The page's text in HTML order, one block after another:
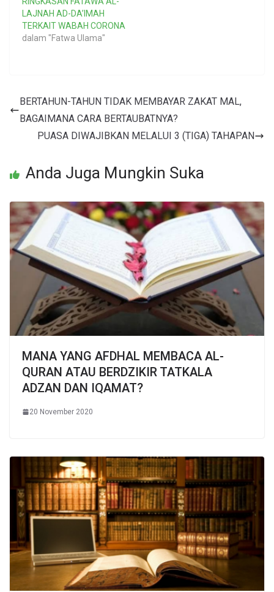
LAJNAH AD-DA’IMAH
TERKAIT WABAH CORONA
dalam "Fatwa Ulama"
BERTAHUN-TAHUN TIDAK MEMBAYAR ZAKAT MAL,
BAGAIMANA CARA BERTAUBATNYA?
PUASA DIWAJIBKAN MELALUI 3 (TIGA) TAHAPAN
Anda Juga Mungkin Suka
MANA YANG AFDHAL MEMBACA AL-
QURAN ATAU BERDZIKIR TATKALA
ADZAN DAN IQAMAT?
20 November 2020